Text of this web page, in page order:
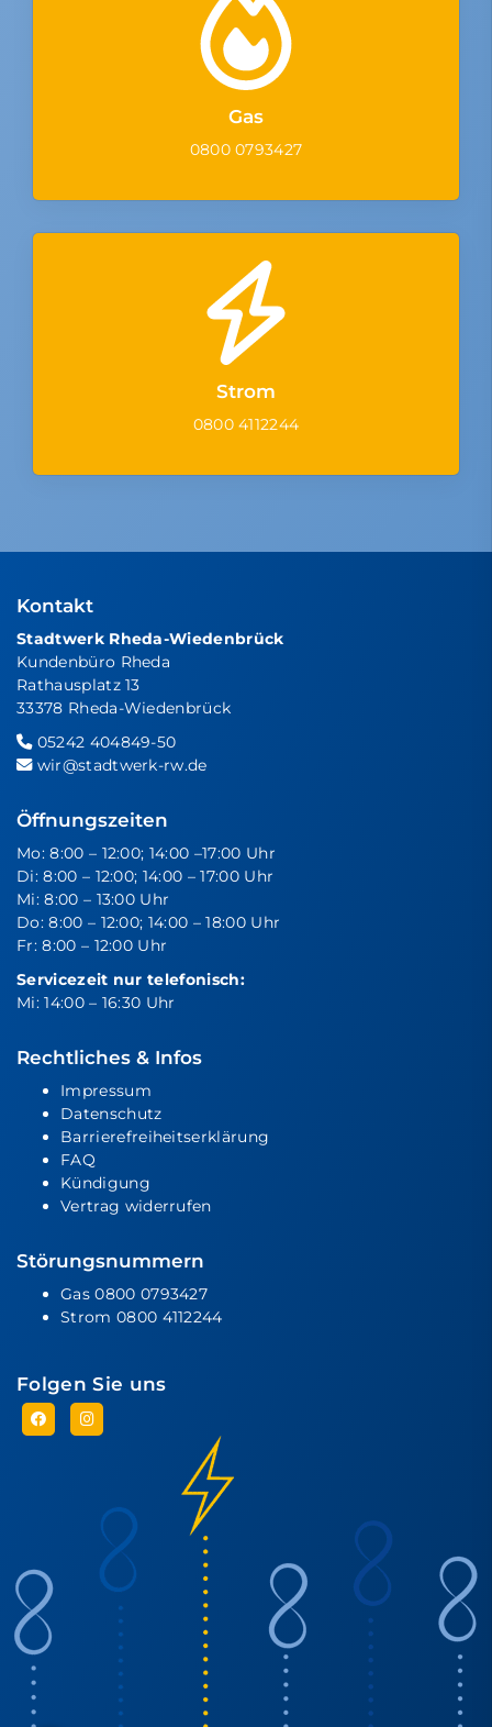
Gas
0800 0793427
Strom
0800 4112244
Kontakt
Stadtwerk Rheda-Wiedenbrück
Kundenbüro Rheda
Rathausplatz 13
33378 Rheda-Wiedenbrück
05242 404849-50
wir@stadtwerk-rw.de
Öffnungszeiten
Mo: 8:00 – 12:00; 14:00 –17:00 Uhr
Di: 8:00 – 12:00; 14:00 – 17:00 Uhr
Mi: 8:00 – 13:00 Uhr
Do: 8:00 – 12:00; 14:00 – 18:00 Uhr
Fr: 8:00 – 12:00 Uhr
Servicezeit nur telefonisch:
Mi: 14:00 – 16:30 Uhr
Rechtliches & Infos
Impressum
Datenschutz
Barrierefreiheitserklärung
FAQ
Kündigung
Vertrag widerrufen
Störungsnummern
Gas0800 0793427
Strom 0800 4112244
Folgen Sie uns